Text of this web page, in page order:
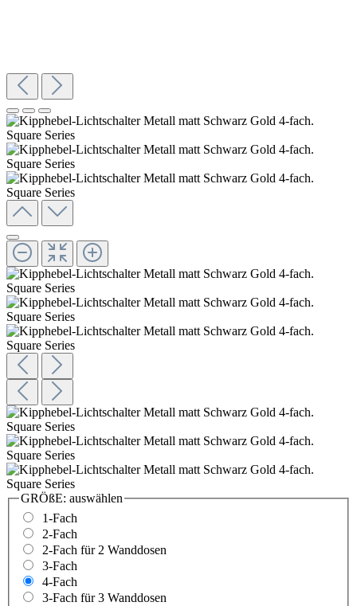
GRÖßE: auswählen
1-Fach
2-Fach
2-Fach für 2 Wanddosen
3-Fach
4-Fach
3-Fach für 3 Wanddosen